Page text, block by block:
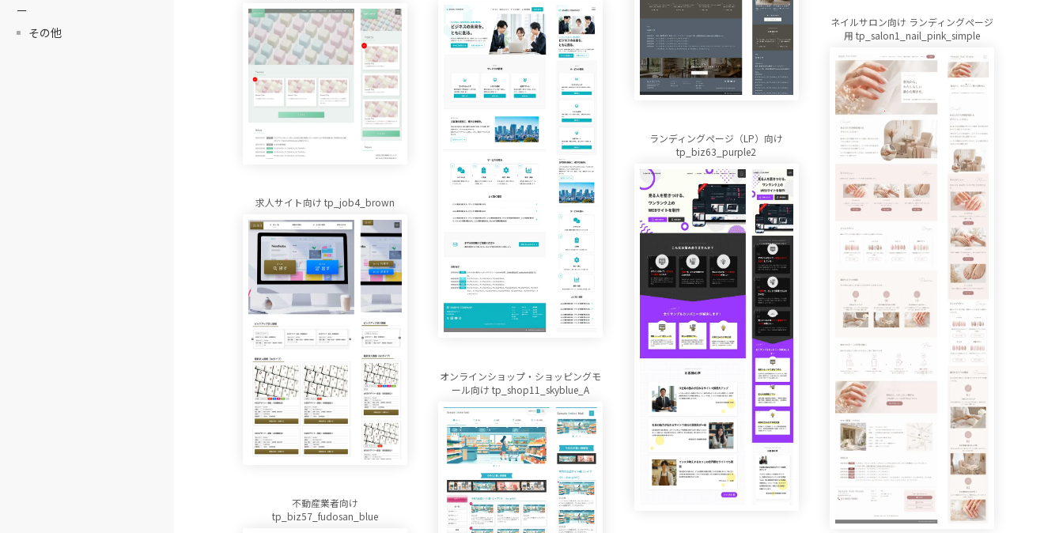
ネイルサロン向け ランディングページ
用 tp_salon1_nail_pink_simple
ランディングページ（LP）向け
tp_biz63_purple2
求人サイト向け tp_job4_brown
オンラインショップ・ショッピングモ
ール向け tp_shop11_skyblue_A
不動産業者向け
tp_biz57_fudosan_blue
ー
その他